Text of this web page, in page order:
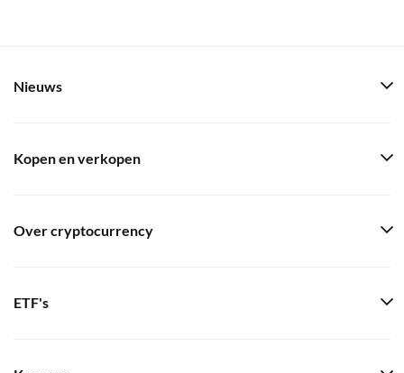
Nieuws
Kopen en verkopen
Over cryptocurrency
ETF's